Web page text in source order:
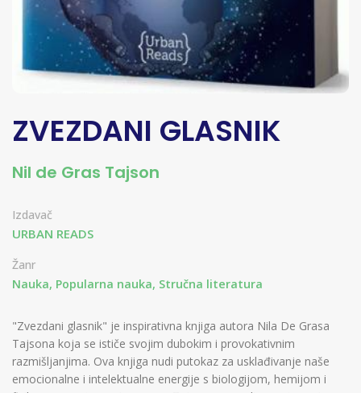
ZVEZDANI GLASNIK
Nil de Gras Tajson
Izdavač
URBAN READS
Žanr
Nauka, Popularna nauka, Stručna literatura
"Zvezdani glasnik" je inspirativna knjiga autora Nila De Grasa
Tajsona koja se ističe svojim dubokim i provokativnim
razmišljanjima. Ova knjiga nudi putokaz za usklađivanje naše
emocionalne i intelektualne energije s biologijom, hemijom i